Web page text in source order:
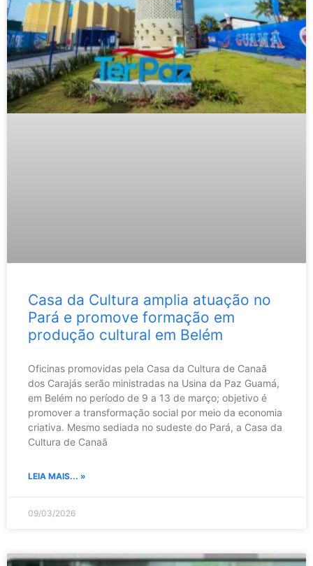
Casa da Cultura amplia atuação no
Pará e promove formação em
produção cultural em Belém
Oficinas promovidas pela Casa da Cultura de Canaã
dos Carajás serão ministradas na Usina da Paz Guamá,
em Belém no período de 9 a 13 de março; objetivo é
promover a transformação social por meio da economia
criativa. Mesmo sediada no sudeste do Pará, a Casa da
Cultura de Canaã
LEIA MAIS... »
09/03/2026